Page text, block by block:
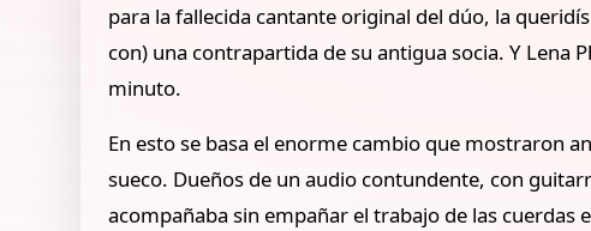
para la fallecida cantante original del dúo, la
con) una contrapartida de su antigua socia. Y Lena
minuto.
En esto se basa el enorme cambio que mostraron
sueco. Dueños de un audio contundente, con
acompañaba sin empañar el trabajo de las cuerdas